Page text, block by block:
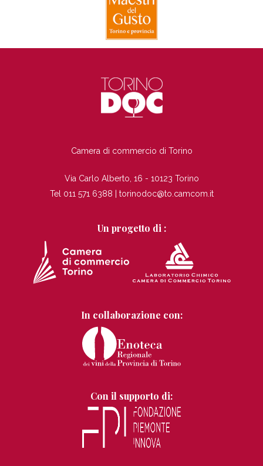
Camera di commercio di Torino
Via Carlo Alberto, 16 - 10123 Torino
Tel 011 571 6388 | torinodoc@to.camcom.it
Un progetto di :
In collaborazione con:
Con il supporto di: